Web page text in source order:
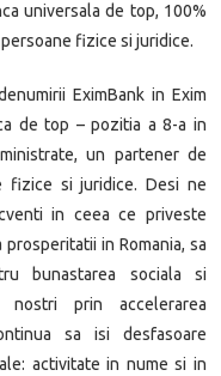
universala de top, 100%
fizice si juridice.
EximBank in Exim
de top – pozitia a 8-a in
un partener de
fizice si juridice. Desi ne
in ceea ce priveste
in Romania, sa
bunastarea sociala si
nostri prin accelerarea
sa isi desfasoare
activitate in nume si in